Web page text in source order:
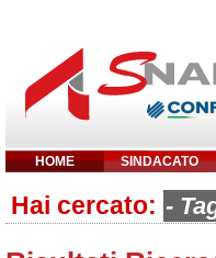
HOME SINDACATO
Hai cercato: -